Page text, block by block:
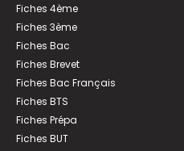
Fiches 4ème
Fiches 3ème
Fiches Bac
Fiches Brevet
Fiches Bac Français
Fiches BTS
Fiches Prépa
Fiches BUT